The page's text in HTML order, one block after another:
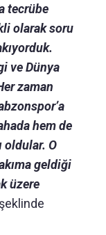
tecrübe
olarak soru
ve Dünya
zaman
hem de
oldular. O
geldiği
üzere